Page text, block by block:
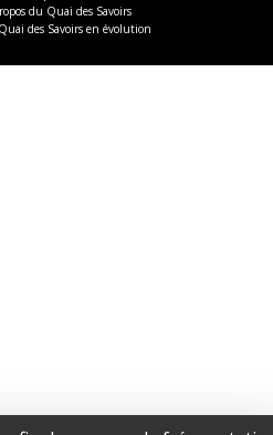
du Quai des Savoirs
des Savoirs en évolution